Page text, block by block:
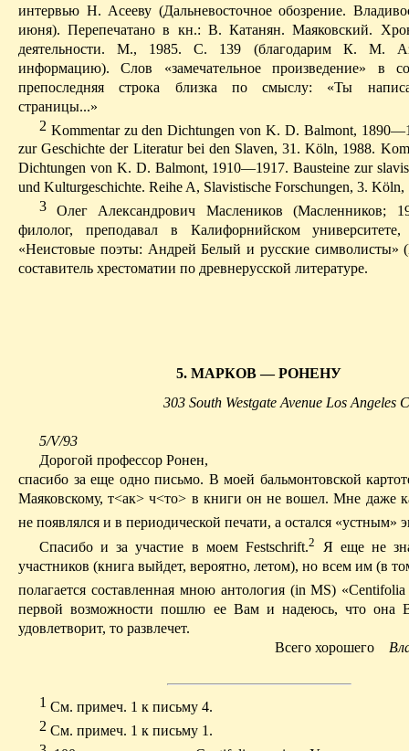
интервью Н. Асееву (Дальневосточное обозрение.
июня). Перепечатано в кн.: В. Катанян. Маяковский.
деятельности. М., 1985. С. 139 (благодарим К. М.
информацию). Слов «замечательное произведение» в
препоследняя строка близка по смыслу: «Ты
страницы...»
2Kommentar zu den Dichtungen von K. D. Balmont,
zur Geschichte der Literatur bei den Slaven, 31. Kӧln, 1988.
Dichtungen von K. D. Balmont, 1910—1917. Bausteine zur
und Kulturgeschichte. Reihe A, Slavistische Forschungen, 3. Kӧln,
3Олег Александрович Маслеников (Масленников;
филолог, преподавал в Калифорнийском
«Неистовые поэты: Андрей Белый и русские символисты»
составитель хрестоматии по древнерусской литературе.
5. МАРКОВ—РОНЕНУ
303 South Westgate Avenue Los Angeles
5/V/93
Дорогой профессор Ронен,
cпасибо за еще одно письмо. В моей бальмонтовской
Маяковскому,т<ак> ч<то> в книги он не вошел. Мне даже
не появлялся и в периодической печати, а остался «устным»
Спасибо и за участие в моем Festschrift.2
Я еще не
участников (книга выйдет, вероятно, летом), но всем им (в
полагается составленная мною антология (in MS) «Centifolia
первой возможности пошлю ее Вам и надеюсь, что она
удовлетворит, то развлечет.
Всего хорошего
1 См. примеч. 1 к письму 4.
2См. примеч. 1 к письму 1.